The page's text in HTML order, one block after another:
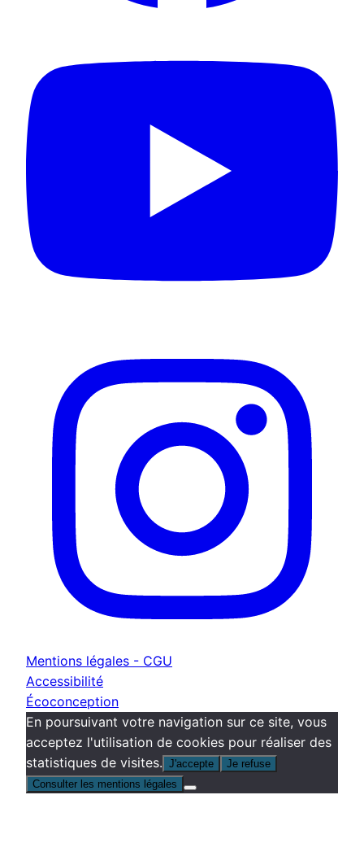
Mentions légales - CGU
Accessibilité
Écoconception
En poursuivant votre navigation sur ce site, vous
acceptez l'utilisation de cookies pour réaliser des
statistiques de visites. J'accepte
Je refuse
Consulter les mentions légales